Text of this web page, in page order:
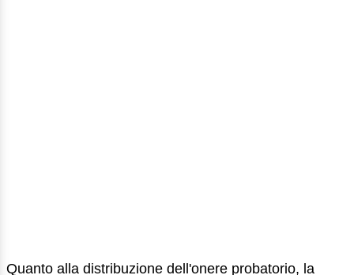
Quanto alla distribuzione dell'onere probatorio, la